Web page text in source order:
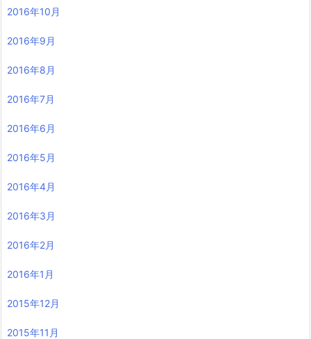
2016年10月
2016年9月
2016年8月
2016年7月
2016年6月
2016年5月
2016年4月
2016年3月
2016年2月
2016年1月
2015年12月
2015年11月